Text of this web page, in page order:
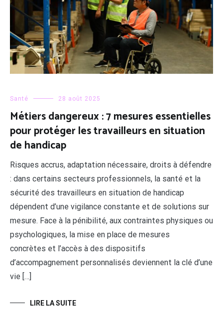
Santé 28 août 2025
Métiers dangereux : 7 mesures essentielles
pour protéger les travailleurs en situation
de handicap
Risques accrus, adaptation nécessaire, droits à défendre
: dans certains secteurs professionnels, la santé et la
sécurité des travailleurs en situation de handicap
dépendent d’une vigilance constante et de solutions sur
mesure. Face à la pénibilité, aux contraintes physiques ou
psychologiques, la mise en place de mesures
concrètes et l’accès à des dispositifs
d’accompagnement personnalisés deviennent la clé d’une
vie […]
LIRE LA SUITE